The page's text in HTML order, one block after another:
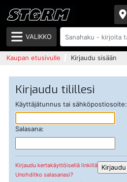
VALIKKO
Kaupan etusivulle Kirjaudu sisään
Kirjaudu tilillesi
Käyttäjätunnus tai sähköpostiosoite:
Salasana:
Kirjaudu kertakäyttöisellä linkillä
Unohditko salasanasi?